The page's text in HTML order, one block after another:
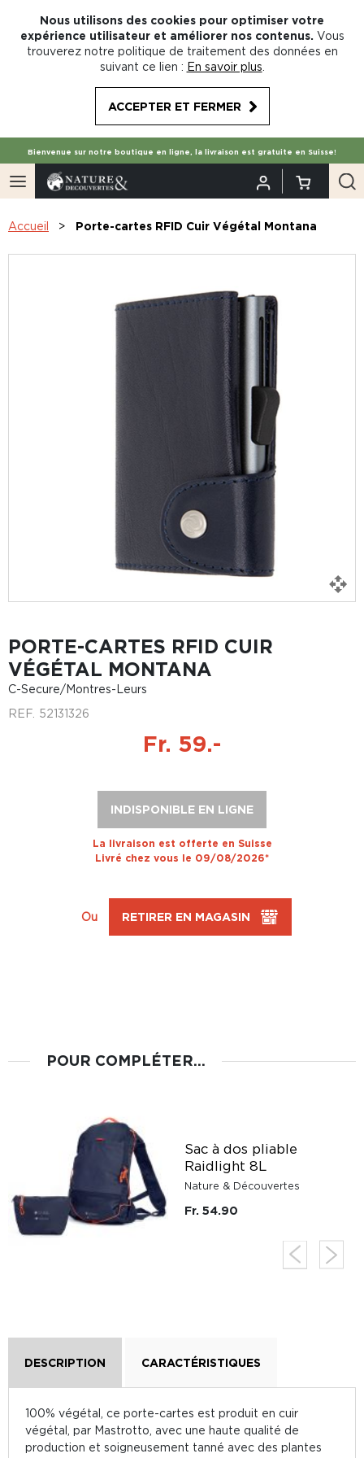
Nous utilisons des cookies pour optimiser votre
expérience utilisateur et améliorer nos contenus. Vous
trouverez notre politique de traitement des données en
suivant ce lien : En savoir plus
ACCEPTER ET FERMER
Bienvenue sur notre boutique en ligne, la livraison est gratuite en Suisse!
Accueil Porte-cartes RFID Cuir Végétal Montana
PORTE-CARTES RFID CUIR
VÉGÉTAL MONTANA
C-Secure/Montres-Leurs
REF. 52131326
Fr. 59.-
INDISPONIBLE EN LIGNE
La livraison est offerte en Suisse
Livré chez vous le 09/08/2026*
Ou RETIRER EN MAGASIN
POUR COMPLÉTER...
Sac à dos pliable
Raidlight 8L
Nature & Découvertes
Fr. 54.90
DESCRIPTION CARACTÉRISTIQUES
100% végétal, ce porte-cartes est produit en cuir
végétal, par Mastrotto, avec une haute qualité de
production et soigneusement tanné avec des plantes